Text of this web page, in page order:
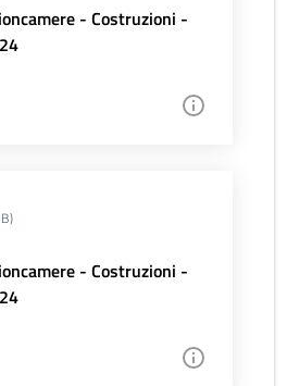
- Costruzioni -
- Costruzioni -